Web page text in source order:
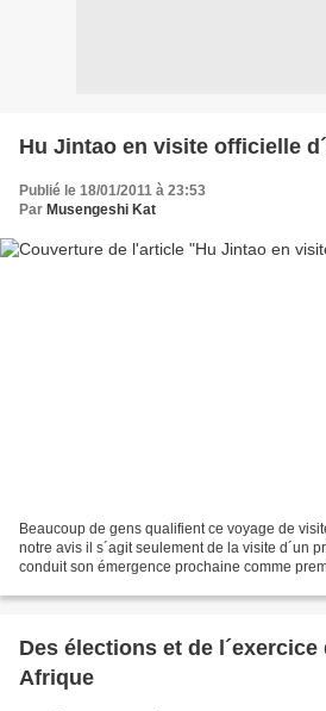
Hu Jintao en visite officielle
Publié le 18/01/2011 à 23:53
Par Musengeshi Kat
Beaucoup de gens qualifient ce voyage de
notre avis il s´agit seulement de la visite d´un
conduit son émergence prochaine comme
Des élections et de
Afrique